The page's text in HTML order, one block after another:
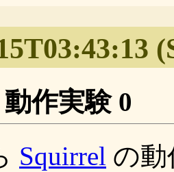
作実験 0
Squirrel の